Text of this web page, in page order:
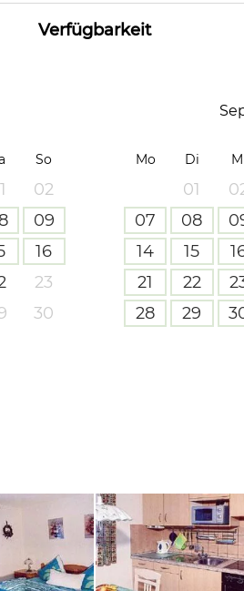
Verfügbarkeit
So
02
09
16
23
30
Mo Di
01
07
08
14
15
21
22
28
29